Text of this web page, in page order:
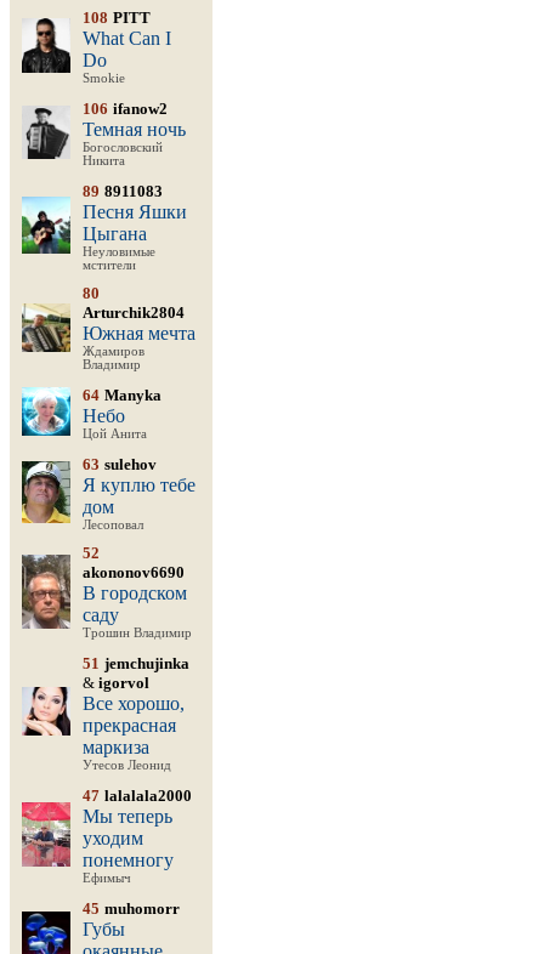
108 PITT
What Can I
Do
Smokie
106 ifanow2
Темная ночь
Богословский
Никита
89 8911083
Песня Яшки
Цыгана
Неуловимые
мстители
80
Arturchik2804
Южная мечта
Ждамиров
Владимир
64 Manyka
Небо
Цой Анита
63 sulehov
Я куплю тебе
дом
Лесоповал
52
akononov6690
В городском
саду
Трошин Владимир
51 jemchujinka
& igorvol
Все хорошо,
прекрасная
маркиза
Утесов Леонид
47 lalalala2000
Мы теперь
уходим
понемногу
Ефимыч
45 muhomorr
Губы